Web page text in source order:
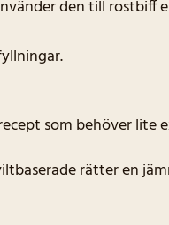
den till rostbiff
som behöver lite
rätter en